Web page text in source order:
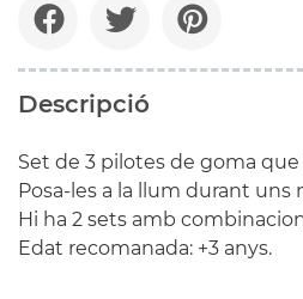
Descripció
Set de 3 pilotes de goma
Posa-les a la llum durant uns
Hi ha 2 sets amb
Edat recomanada: +3 anys.